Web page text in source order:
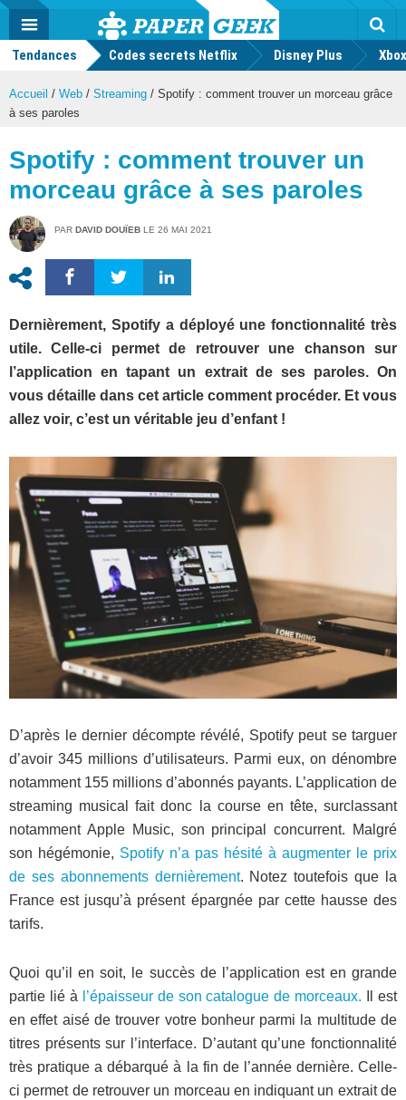
Actu
geek
MENU
Tendances Codes secrets Netflix Disney Plus
Accueil / Web / Streaming / Spotify : comment trouver un morceau grâce
à ses paroles
Spotify : comment trouver un
morceau grâce à ses paroles
PAR DAVID DOUÏEB LE 26 MAI 2021
Dernièrement, Spotify a déployé une fonctionnalité très
utile. Celle-ci permet de retrouver une chanson sur
l’application en tapant un extrait de ses paroles. On
vous détaille dans cet article comment procéder. Et vous
allez voir, c’est un véritable jeu d’enfant !
D’après le dernier décompte révélé, Spotify peut se targuer
d’avoir 345 millions d’utilisateurs. Parmi eux, on dénombre
notamment 155 millions d’abonnés payants. L’application de
streaming musical fait donc la course en tête, surclassant
notamment Apple Music, son principal concurrent. Malgré
son hégémonie, Spotify n’a pas hésité à augmenter le prix
de ses abonnements dernièrement. Notez toutefois que la
France est jusqu’à présent épargnée par cette hausse des
tarifs.
Quoi qu’il en soit, le succès de l’application est en grande
partie lié à
l’épaisseur de son catalogue de morceaux. Il est
en effet aisé de trouver votre bonheur parmi la multitude de
titres présents sur l’interface. D’autant qu’une fonctionnalité
très pratique a débarqué à la fin de l’année dernière. Celle-
ci permet de retrouver un morceau en indiquant un extrait de
Mode
FacebookTwitter Youtube